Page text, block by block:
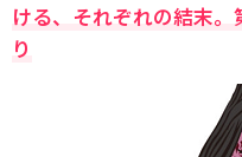
ける、それぞれの結末
り